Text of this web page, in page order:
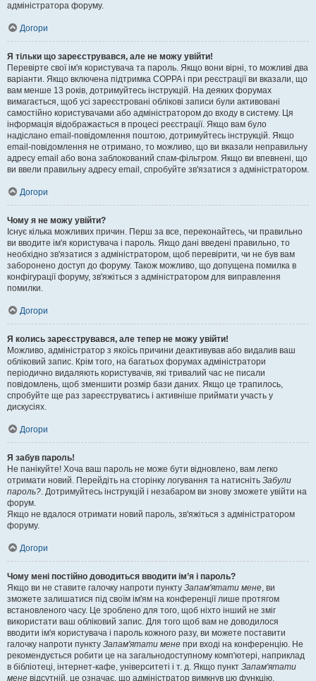
адміністратора форуму.
Догори
Я тільки що зареєструвався, але не можу увійти!
Перевірте свої ім'я користувача та пароль. Якщо вони вірні, то можливі два
варіанти. Якщо включена підтримка COPPA і при реєстрації ви вказали, що
вам менше 13 років, дотримуйтесь інструкцій. На деяких форумах
вимагається, щоб усі зареєстровані облікові записи були активовані
самостійно користувачами або адміністратором до входу в систему. Ця
інформація відображається в процесі реєстрації. Якщо вам було
надіслано email-повідомлення поштою, дотримуйтесь інструкцій. Якщо
email-повідомлення не отримано, то можливо, що ви вказали неправильну
адресу email або вона заблокований спам-фільтром. Якщо ви впевнені, що
ви ввели правильну адресу email, спробуйте зв'язатися з адміністратором.
Догори
Чому я не можу увійти?
Існує кілька можливих причин. Перш за все, переконайтесь, чи правильно
ви вводите ім'я користувача і пароль. Якщо дані введені правильно, то
необхідно зв'язатися з адміністратором, щоб перевірити, чи не був вам
заборонено доступ до форуму. Також можливо, що допущена помилка в
конфігурації форуму, зв'яжіться з адміністратором для виправлення
помилки.
Догори
Я колись зареєструвався, але тепер не можу увійти!
Можливо, адміністратор з якоїсь причини деактивував або видалив ваш
обліковий запис. Крім того, на багатьох форумах адміністратори
періодично видаляють користувачів, які тривалий час не писали
повідомлень, щоб зменшити розмір бази даних. Якщо це трапилось,
спробуйте ще раз зареєструватись і активніше приймати участь у
дискусіях.
Догори
Я забув пароль!
Не панікуйте! Хоча ваш пароль не може бути відновлено, вам легко
отримати новий. Перейдіть на сторінку логування та натисніть Забули
пароль?. Дотримуйтесь інструкцій і незабаром ви знову зможете увійти на
форум.
Якщо не вдалося отримати новий пароль, зв'яжіться з адміністратором
форуму.
Догори
Чому мені постійно доводиться вводити ім’я і пароль?
Якщо ви не ставите галочку напроти пункту Запам'ятати мене, ви
зможете залишатися під своїм ім'ям на конференції лише протягом
встановленого часу. Це зроблено для того, щоб ніхто інший не зміг
використати ваш обліковий запис. Для того щоб вам не доводилося
вводити ім'я користувача і пароль кожного разу, ви можете поставити
галочку напроти пункту Запам'ятати мене при вході на конференцію. Не
рекомендується робити це на загальнодоступному комп'ютері, наприклад
в бібліотеці, інтернет-кафе, університеті і т. д. Якщо пункт Запам'ятати
мене відсутній, це означає, що адміністратор вимкнув цю функцію.